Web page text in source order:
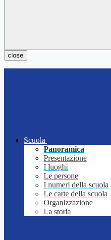
close
Scuola
Panoramica
Presentazione
I luoghi
Le persone
I numeri della scuola
Le carte della scuola
Organizzazione
La storia